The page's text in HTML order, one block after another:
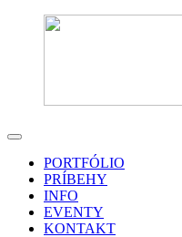
PORTFÓLIO
PRÍBEHY
INFO
EVENTY
KONTAKT